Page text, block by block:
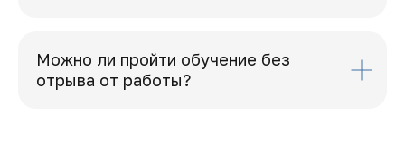
Можно ли пройти обучение без
отрыва от работы?